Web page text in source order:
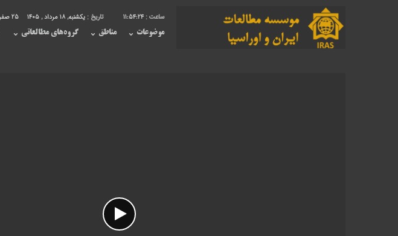
11:54:24 تاریخ : یکشنبه, ۱۸ مرداد , ۱۴۰۵ 25 صفر 1448
موضوعات مناطق گروه‌های مطالعاتی